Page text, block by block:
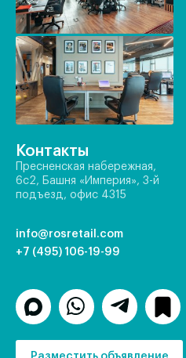
Контакты
Пресненская набережная,
6с2, Башня «Империя», 3-й
подъезд, офис 4315
info@rosretail.com
+7 (495) 106-19-99